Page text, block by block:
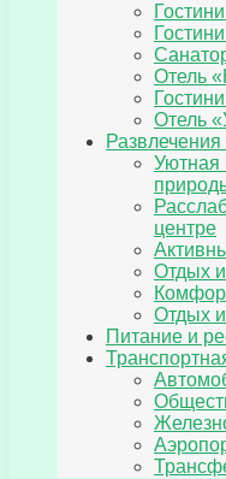
Отель
Отель
Уютная
центре
Отдых
Отдых
Питание и